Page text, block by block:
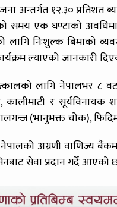
अन्तर्गत १२.३०
समय एक घण्टाको
लागि निःशुल्क बिमाको
ल्याएको जानकारी
लागि नेपालभर ८
कालीमाटी र
(भानुभक्त चोक),
अग्रणी वाणिज्य
सेवा प्रदान गर्दे